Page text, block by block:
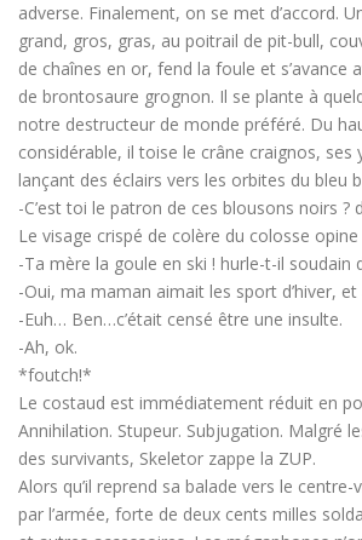
adverse. Finalement, on se met d’accord.
grand, gros, gras, au poitrail de pit-bull,
de chaînes en or, fend la foule et s’avance
de brontosaure grognon. Il se plante à
notre destructeur de monde préféré. Du
considérable, il toise le crâne craignos, ses
lançant des éclairs vers les orbites du bleu
-C’est toi le patron de ces blousons noirs ?
Le visage crispé de colère du colosse
-Ta mère la goule en ski ! hurle-t-il soudain
-Oui, ma maman aimait les sport d’hiver, et
-Euh… Ben…c’était censé être une insulte.
-Ah, ok.
*foutch!*
Le costaud est immédiatement réduit en
Annihilation. Stupeur. Subjugation. Malgré
des survivants, Skeletor zappe la ZUP.
Alors qu’il reprend sa balade vers le
par l’armée, forte de deux cents milles